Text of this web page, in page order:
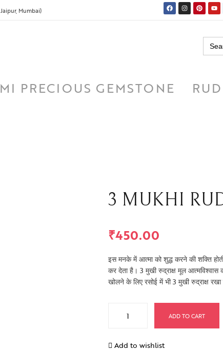
Mumbai)
for:
PRECIOUS GEMSTONE
3 MUKHI
₹450.00
इस मनके में आत्मा को शुद्ध करने की शक्ति
कर देता है। 3 मुखी रुद्राक्ष मूल आत्मविश्वास
खोलने के लिए रसोई में भी 3 मुखी रुद्राक्ष
ADD TO CART
Add to wishlist